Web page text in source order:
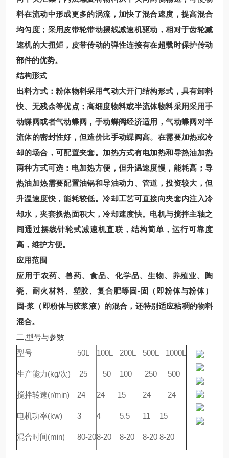
料在流动中形成更多的涡流，加快了混合速度，提高混合
均匀度；采用皮带轮带动摆线减速机驱动，相对于齿轮减
速机的大扭矩，皮带传动的弹性连接有在超载时保护传动
部件的优势。
结构形式
出料方式：粉体物料采用气动大开门结构形式，具有卸料
快、无残余等优点；高细度物料或半流体物料采用采用手
动蝶阀或者气动蝶阀，手动蝶阀经济适用，气动蝶阀对半
流体的密封性好，但造价比手动蝶阀高。在需要加热或冷
却的场合，可配置夹套。加热方式有电加热和导热油加热
两种方式可选：电加热方便，但升温速度慢，能耗高；导
热油加热需要配置油锅和导油动力、管道，投资较大，但
升温速度快，能耗较低。冷却工艺可直接向夹套内注入冷
却水，夹套换热面积大，冷却速度快。电机与搅拌主轴之
间通过摆线针轮式减速机直联，结构简单，运行可靠度
高，维护方便。
应用范围
应用于农药、兽药、食品、化学品、生物、养殖业、陶
瓷、耐火材料、塑胶、复合肥等固-固（即粉体与粉体）
固-浆（即粉体与胶浆液）的混合，还特别适应粘稠的物料
混合。
二,型号与参数
型号
50L 100L 200L 500L 1000L
生产能力(kg/次) 25 50 100 250 500
搅拌转速(r/min) 24 24 15 24 24
电机功率(kw) 3 4 5.5 11 15
混合时间(min) 80-208-20 8-20 8-20 8-20